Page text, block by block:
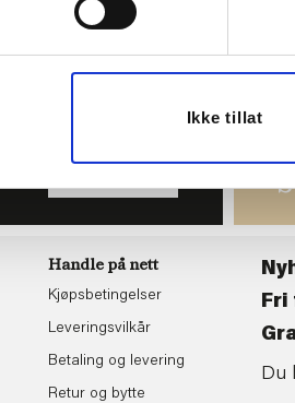
Ikke tillat
Handle på nett
Kjøpsbetingelser
Leveringsvilkår
Betaling og levering
Retur og bytte
Fri
Du